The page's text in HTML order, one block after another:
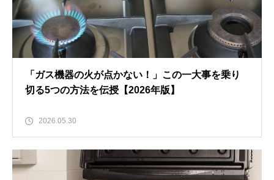
「ガス機器の火が点かない！」この一大事を乗り
切る5つの方法を伝授【2026年版】
2026.05.30